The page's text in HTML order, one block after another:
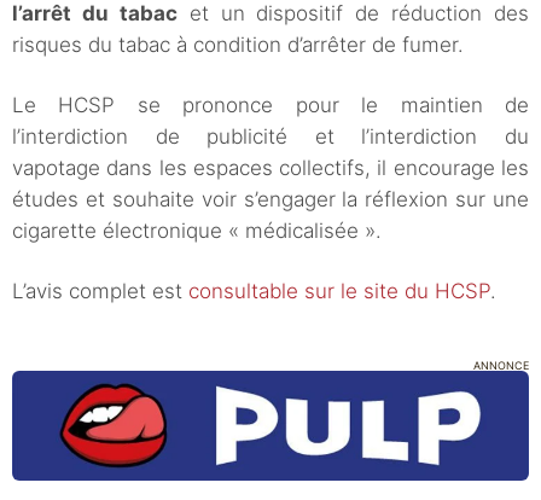
l’arrêt du tabacet un dispositif de réduction des
risques du tabac à condition d’arrêter de fumer.
Le HCSP se prononce pour le maintien de
l’interdiction de publicité et l’interdiction du
vapotage dans les espaces collectifs, il encourage les
études et souhaite voir s’engager la réflexion sur une
cigarette électronique « médicalisée ».
L’avis complet est consultable sur le site du HCSP.
ANNONCE